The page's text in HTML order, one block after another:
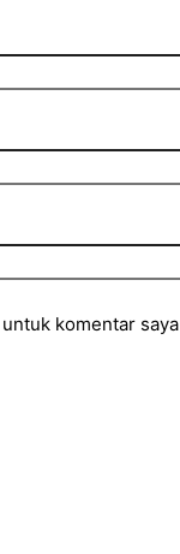
komentar saya